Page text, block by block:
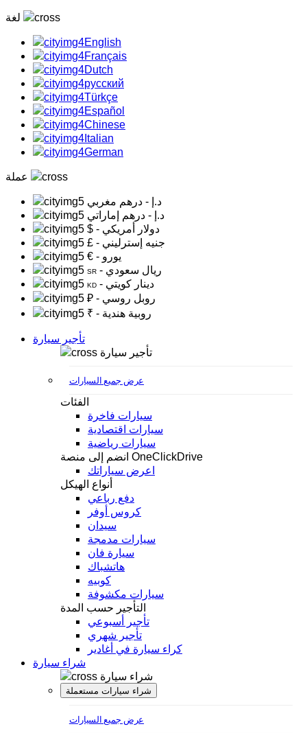
English
Français
Dutch
русский
Türkçe
Español
Chinese
Italian
German
د.إ - درهم مغربي
د.إ - درهم إماراتي
$
- دولار أمريكي
£
- جنيه إسترليني
€
- يورو
SR - ريال سعودي
KD
- دينار كويتي
₽
- روبل روسي
₹
- روبية هندية
تأجير سيارة
تأجير سيارة
عرض جميع السيارات
الفئات
سيارات فاخرة
سيارات اقتصادية
سيارات رياضية
انضم إلى منصة OneClickDrive
اعرض سياراتك
أنواع الهيكل
دفع رباعي
كروس أوفر
سيدان
سيارات مدمجة
سيارة فان
هاتشباك
كوبيه
سيارات مكشوفة
التأجير حسب المدة
تأجير أسبوعي
تأجير شهري
كراء سيارة في أغادير
شراء سيارة
شراء سيارة
شراء سيارات مستعملة
عرض جميع السيارات